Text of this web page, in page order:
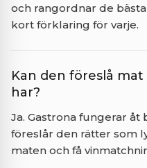
och rangordnar de
kort förklaring för varje.
Kan den föreslå
har?
Ja. Gastrona fungerar åt
föreslår den rätter som
maten och få